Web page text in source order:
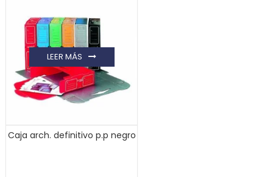
Caja arch. definitivo p.p negro
LEER MÁS